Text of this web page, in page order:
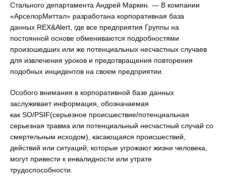
Стального департамента Андрей Маркин. — В компании
«АрселорМиттал» разработана корпоративная база
данных REX&Alert, где все предприятия Группы на
постоянной основе обмениваются подробностями
произошедших или же потенциальных несчастных случаев
для извлечения уроков и предотвращения повторения
подобных инцидентов на своем предприятии.
Особого внимания в корпоративной базе данных
заслуживает информация, обозначаемая
как SO/PSIF(серьезное происшествие/потенциальная
серьезная травма или потенциальный несчастный случай со
смертельным исходом), касающаяся происшествий,
действий или ситуаций, которые угрожают жизни человека,
могут привести к инвалидности или утрате
трудоспособности.